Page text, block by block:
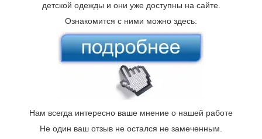
детской одежды и они уже доступны на сайте.
Ознакомится с ними можно здесь:
Нам всегда интересно ваше мнение о нашей работе
Не один ваш отзыв не остался не замеченным.